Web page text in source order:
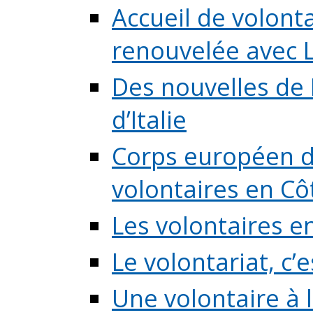
Accueil de
renouvelée avec
Des nouvelles
d’Italie
Corps européen
volontaires en
Les volontaires
Le volontariat,
Une volontaire à